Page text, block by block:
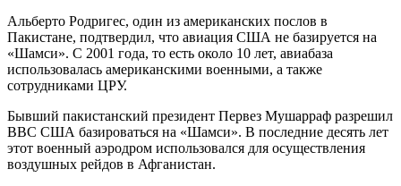
Альберто Родригес, один из американских послов в
Пакистане, подтвердил, что авиация США не базируется на
«Шамси». С 2001 года, то есть около 10 лет, авиабаза
использовалась американскими военными, а также
сотрудниками ЦРУ.
Бывший пакистанский президент Первез Мушарраф разрешил
ВВС США базироваться на «Шамси». В последние десять лет
этот военный аэродром использовался для осуществления
воздушных рейдов в Афганистан.